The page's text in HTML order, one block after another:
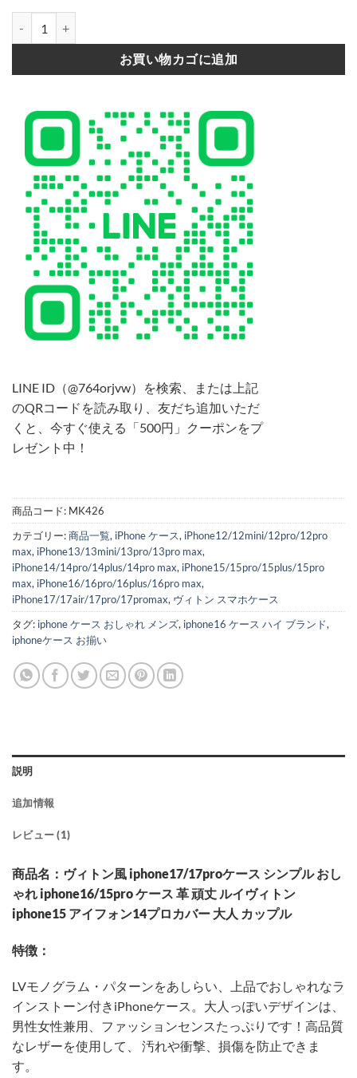
お買い物カゴに追加
LINE ID（@764orjvw）を検索、または上記
のQRコードを読み取り、友だち追加いただ
くと、今すぐ使える「500円」クーポンをプ
レゼント中！
商品コード: MK426
カテゴリー:商品一覧, iPhone ケース, iPhone12/12mini/12pro/12pro
max, iPhone13/13mini/13pro/13pro max,
iPhone14/14pro/14plus/14pro max, iPhone15/15pro/15plus/15pro
max, iPhone16/16pro/16plus/16pro max,
iPhone17/17air/17pro/17promax, ヴィトン スマホケース
タグ: iphone ケース おしゃれ メンズ, iphone16 ケース ハイ ブランド,
iphoneケース お揃い
説明
追加情報
レビュー (1)
商品名：ヴィトン風 iphone17/17proケース シンプル おし
ゃれ iphone16/15pro ケース 革 頑丈 ルイヴィトン
iphone15 アイフォン14プロカバー 大人 カップル
特徴：
LVモノグラム・パターンをあしらい、上品でおしゃれなラ
インストーン付きiPhoneケース。大人っぽいデザインは、
男性女性兼用、ファッションセンスたっぷりです！高品質
なレザーを使用して、 汚れや衝撃、損傷を防止できま
す。